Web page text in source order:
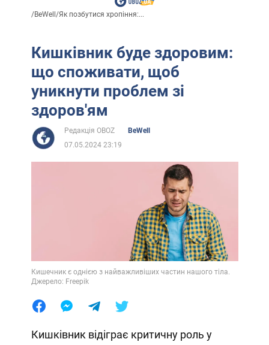
/BeWell/Як позбутися хропіння:...
Кишківник буде здоровим:
що споживати, щоб
уникнути проблем зі
здоров'ям
Редакція OBOZ
BeWell
07.05.2024 23:19
Кишечник є однією з найважливіших частин нашого тіла.
Джерело: Freepik
Кишківник відіграє критичну роль у